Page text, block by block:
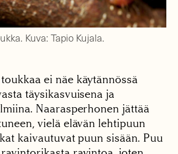
Kuva: Tapio Kujala.
ei näe käytännössä
täysikasvuisena ja
Naarasperhonen jättää
vielä elävän lehtipuun
kaivautuvat puun sisään. Puu